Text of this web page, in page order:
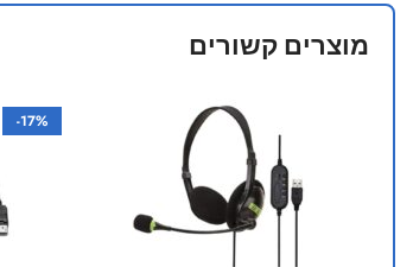
מוצרים קשורים
-17%